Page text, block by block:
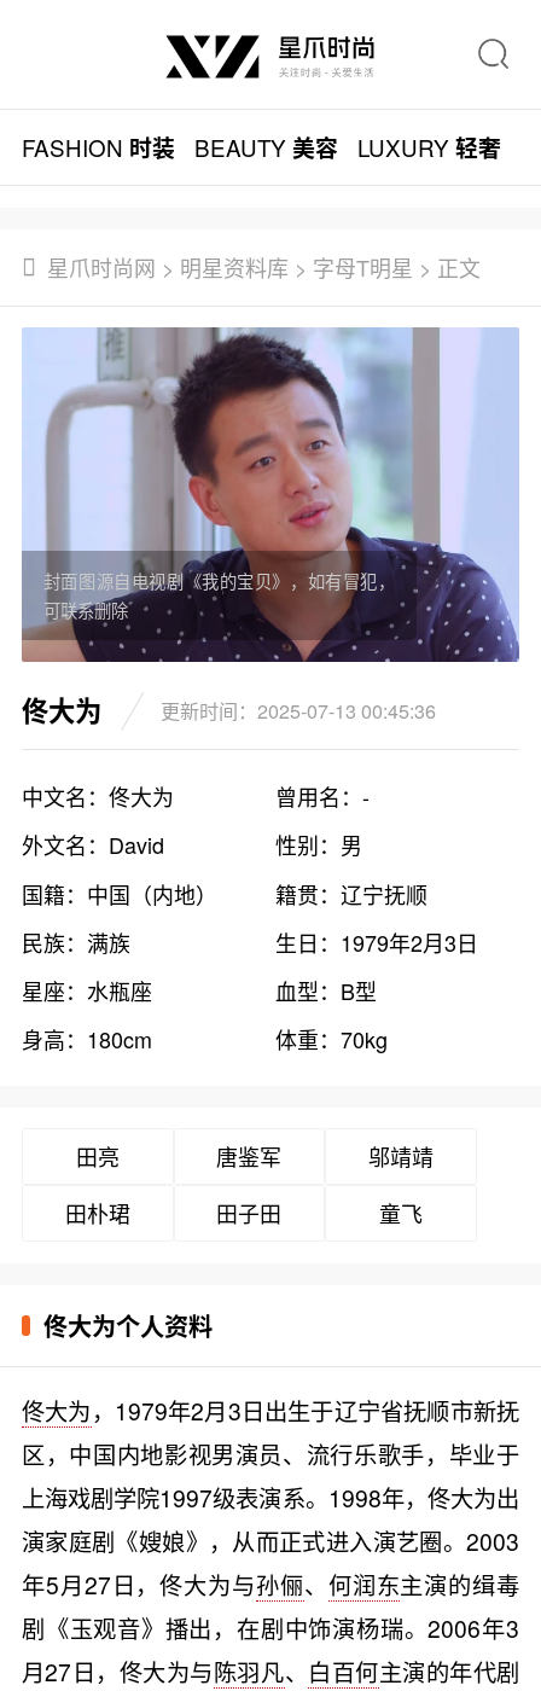
FASHION 时装 BEAUTY美容 LUXURY轻奢
星爪时尚网 > 明星资料库 > 字母T明星 > 正文
封面图源自电视剧《我的宝贝》，如有冒犯，
可联系删除
佟大为 更新时间：2025-07-13 00:45:36
中文名：佟大为
曾用名：-
外文名：David
性别：男
国籍：中国（内地）
籍贯：辽宁抚顺
民族：满族
生日：1979年2月3日
星座：水瓶座
血型：B型
身高：180cm
体重：70kg
田亮 唐鉴军
邬靖靖
田朴珺
田子田 童飞
佟大为个人资料
佟大为，1979年2月3日出生于辽宁省抚顺市新抚
区，中国内地影视男演员、流行乐歌手，毕业于
上海戏剧学院1997级表演系。1998年，佟大为出
演家庭剧《嫂娘》，从而正式进入演艺圈。2003
年5月27日，佟大为与孙俪、 何润东主演的缉毒
剧《玉观音》播出，在剧中饰演杨瑞。2006年3
月27日，佟大为与陈羽凡、 白百何主演的年代剧